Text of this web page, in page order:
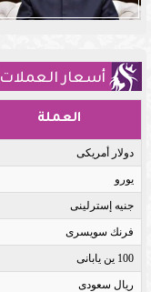
أسعار العملات
العملة
دولار أمريكى
يورو
جنيه إسترلينى
فرنك سويسرى
100 ين يابانى
ريال سعودى